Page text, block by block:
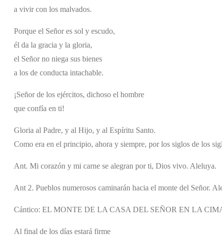
a vivir con los malvados.
Porque el Señor es sol y escudo,
él da la gracia y la gloria,
el Señor no niega sus bienes
a los de conducta intachable.
¡Señor de los ejércitos, dichoso el hombre
que confía en ti!
Gloria al Padre, y al Hijo, y al Espíritu Santo.
Como era en el principio, ahora y siempre, por los siglos de los
Ant. Mi corazón y mi carne se alegran por ti, Dios vivo. Aleluya.
Ant 2. Pueblos numerosos caminarán hacia el monte del Señor.
Cántico: EL MONTE DE LA CASA DEL SEÑOR EN LA
Al final de los días estará firme